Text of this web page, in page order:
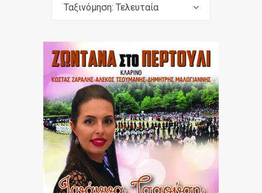
Ταξινόμηση: Τελευταία